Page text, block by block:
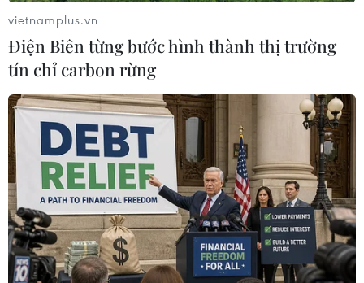
được quy định tại Thông tư 11/2013/TT-NHNN
của Ngân hàng Nhà nước đối với nhóm khách
hàng doanh nghiệp là 01/6/2016 và nhóm khách
hàng cá nhân là 31/12/2016.
Ngoài ra, Ngân hàng Nhà nước đã có công văn
yêu cầu các ngân hàng thực hiện hướng dẫn,
phổ biến đúng, đầy đủ về nội dung chính sách
tới các bên có liên quan trong quá trình triển
khai. Đặc biệt giải thích rõ về thời điểm kết thúc
giải ngân tái cấp vốn của chương trình đến từng
đối tượng khách hàng, mức lãi suất khách hàng
sẽ phải trả sau khi kết thúc giải ngân tái cấp
vietnamplus.vn
Điện Biên từng bước hình thành thị trường
tín chỉ carbon rừng